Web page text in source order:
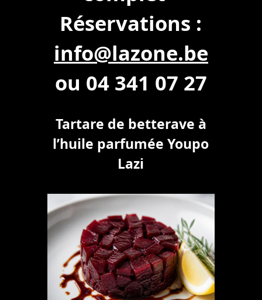
Réservations :
info@lazone.be
ou 04 341 07 27
Tartare de betterave à
l’huile parfumée Youpo
Lazi